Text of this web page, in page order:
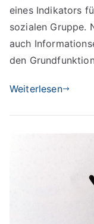
eines Indikators
sozialen Gruppe.
auch
den
Weiterlesen